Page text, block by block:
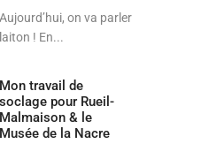
Aujourd’hui, on va parler
laiton ! En...
Mon travail de
soclage pour Rueil-
Malmaison & le
Musée de la Nacre